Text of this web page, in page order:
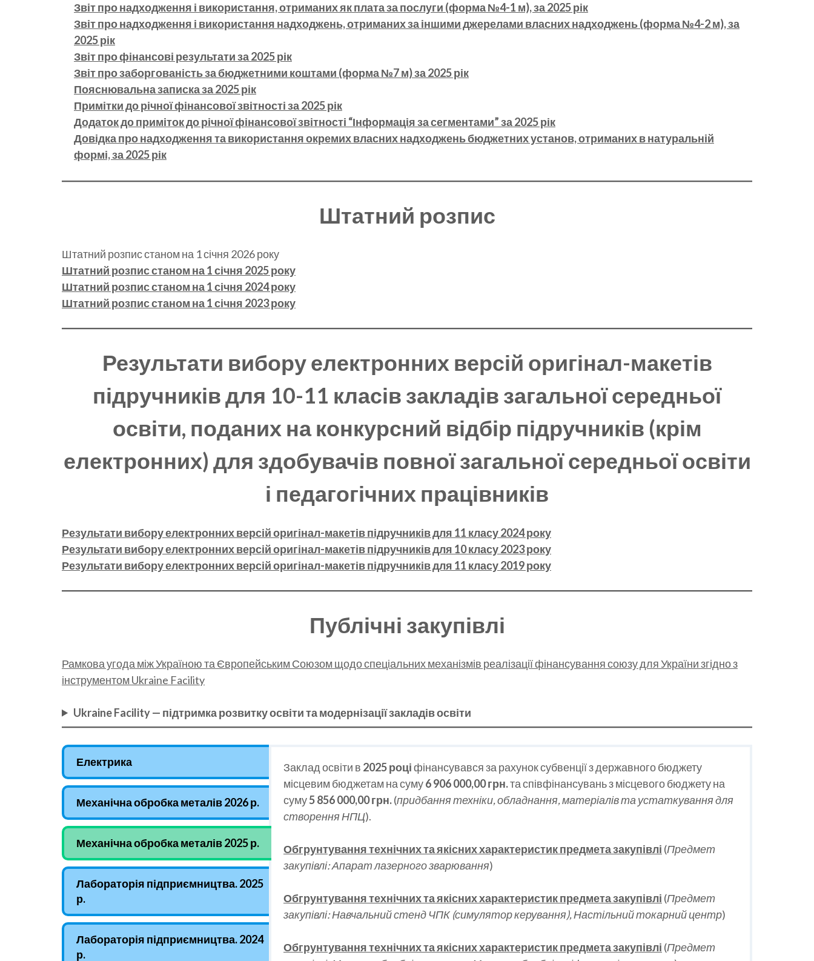
Звіт про надходження і використання, отриманих як плата за послуги (форма №4-1 м), за 2025 рік
Звіт про надходження і використання надходжень, отриманих за іншими джерелами власних надходжень (форма №4-2 м), за
2025 рік
Звіт про фінансові результати за 2025 рік
Звіт про заборгованість за бюджетними коштами (форма №7 м) за 2025 рік
Пояснювальна записка за 2025 рік
Примітки до річної фінансової звітності за 2025 рік
Додаток до приміток до річної фінансової звітності “Інформація за сегментами” за 2025 рік
Довідка про надходження та використання окремих власних надходжень бюджетних установ, отриманих в натуральній
формі, за 2025 рік
Штатний розпис
Штатний розпис станом на 1 січня 2026 року
Штатний розпис станом на 1 січня 2025 року
Штатний розпис станом на 1 січня 2024 року
Штатний розпис станом на 1 січня 2023 року
Результати вибору електронних версій оригінал-макетів
підручників для 10-11 класів закладів загальної середньої
освіти, поданих на конкурсний відбір підручників (крім
електронних) для здобувачів повної загальної середньої освіти
і педагогічних працівників
Результати вибору електронних версій оригінал-макетів підручників для 11 класу 2024 року
Результати вибору електронних версій оригінал-макетів підручників для 10 класу 2023 року
Результати вибору електронних версій оригінал-макетів підручників для 11 класу 2019 року
Публічні закупівлі
Рамкова угода між Україною та Європейським Союзом щодо спеціальних механізмів реалізації фінансування союзу для України згідно з
інструментом Ukraine Facility
Ukraine Facility — підтримка розвитку освіти та модернізації закладів освіти
Електрика
Механічна обробка металів 2026 р.
Механічна обробка металів 2025 р.
Лабораторія підприємництва. 2025
р.
Лабораторія підприємництва. 2024
р.
Заклад освіти в 2025 роціфінансувався за рахунок субвенції з державного бюджету
місцевим бюджетам на суму6 906 000,00 грн.та співфінансувань з місцевого бюджету на
суму5 856 000,00 грн.(придбання техніки, обладнання, матеріалів та устаткування для
створення НПЦ).
Обгрунтування технічних та якісних характеристик предмета закупівлі (Предмет
закупівлі: Апарат лазерного зварювання)
Обгрунтування технічних та якісних характеристик предмета закупівлі (Предмет
закупівлі: Навчальний стенд ЧПК (симулятор керування), Настільний токарний центр)
Обгрунтування технічних та якісних характеристик предмета закупівлі (Предмет